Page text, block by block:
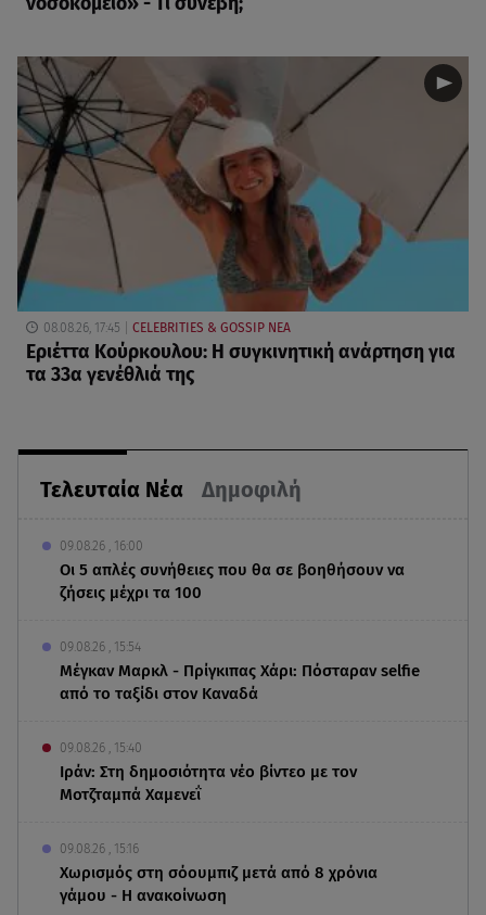
Τελευταία Νέα Δημοφιλή
09.08.26 , 16:00
Οι 5 απλές συνήθειες που θα σε βοηθήσουν να
ζήσεις μέχρι τα 100
09.08.26 , 15:54
Μέγκαν Μαρκλ - Πρίγκιπας Χάρι: Πόσταραν selfie
από το ταξίδι στον Καναδά
09.08.26 , 15:40
Ιράν: Στη δημοσιότητα νέο βίντεο με τον
Μοτζταμπά Χαμενεΐ
09.08.26 , 15:16
Χωρισμός στη σόουμπιζ μετά από 8 χρόνια
γάμου - Η ανακοίνωση
08.08.26, 17:45 CELEBRITIES & GOSSIP ΝΕΑ
Εριέττα Κούρκουλου: Η συγκινητική ανάρτηση για
τα 33α γενέθλιά της